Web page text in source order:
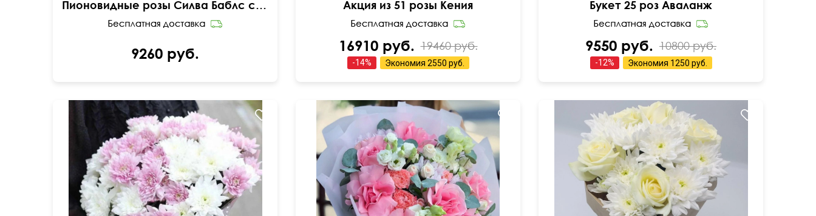
Пионовидные розы Силва Баблс с эвкалиптом
9260 руб.
Акция из 51 розы Кения
16910 руб. 19460 руб.
-14% Экономия 2550 руб.
Букет 25 роз Аваланж
9550 руб. 10800 руб.
-12% Экономия 1250 руб.
Вывернутые розы, лизиантусы (эустома),
гвоздика
Крафт бумага